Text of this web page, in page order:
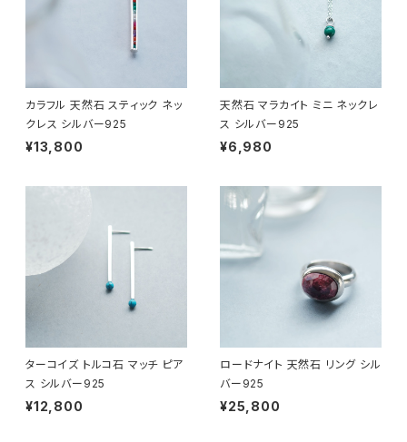
カラフル 天然石 スティック ネッ
クレス シルバー925
¥13,800
天然石 マラカイト ミニ ネックレ
ス シルバー925
¥6,980
ターコイズ トルコ石 マッチ ピア
ス シルバー925
¥12,800
ロードナイト 天然石 リング シル
バー925
¥25,800